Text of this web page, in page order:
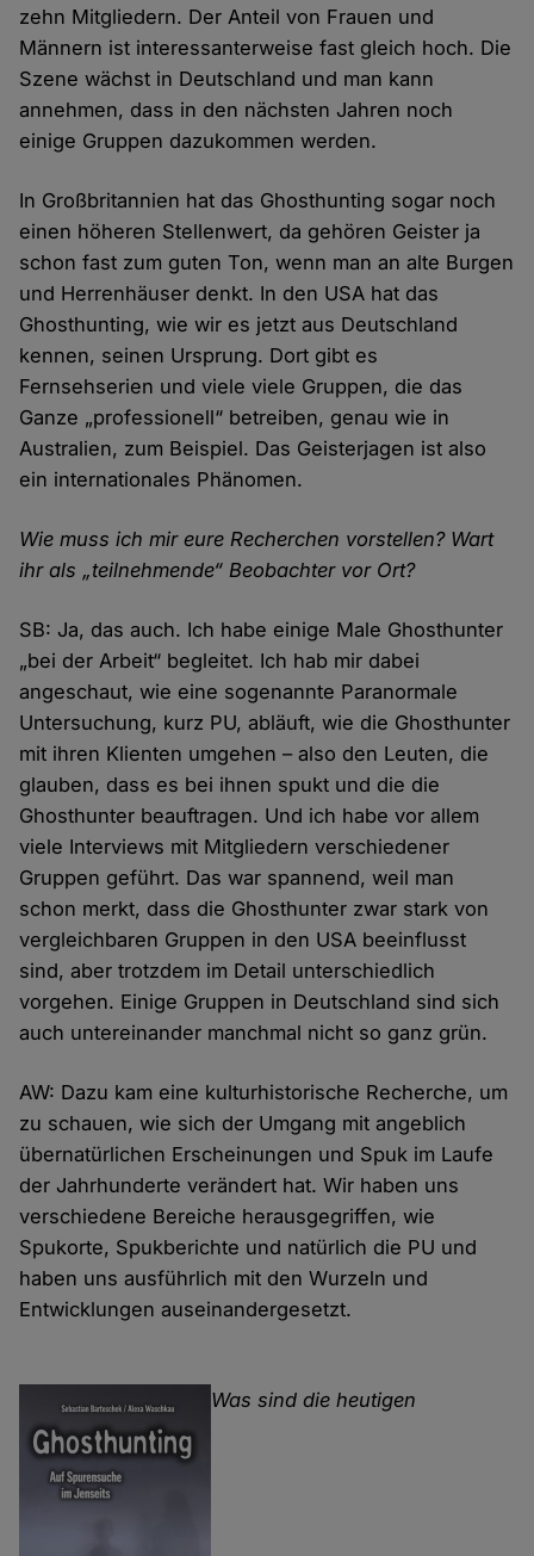
zehn Mitgliedern. Der Anteil von Frauen und
Männern ist interessanterweise fast gleich hoch. Die
Szene wächst in Deutschland und man kann
annehmen, dass in den nächsten Jahren noch
einige Gruppen dazukommen werden.
In Großbritannien hat das Ghosthunting sogar noch
einen höheren Stellenwert, da gehören Geister ja
schon fast zum guten Ton, wenn man an alte Burgen
und Herrenhäuser denkt. In den USA hat das
Ghosthunting, wie wir es jetzt aus Deutschland
kennen, seinen Ursprung. Dort gibt es
Fernsehserien und viele viele Gruppen, die das
Ganze „professionell“ betreiben, genau wie in
Australien, zum Beispiel. Das Geisterjagen ist also
ein internationales Phänomen.
Wie muss ich mir eure Recherchen vorstellen? Wart
ihr als „teilnehmende“ Beobachter vor Ort?
SB: Ja, das auch. Ich habe einige Male Ghosthunter
„bei der Arbeit“ begleitet. Ich hab mir dabei
angeschaut, wie eine sogenannte Paranormale
Untersuchung, kurz PU, abläuft, wie die Ghosthunter
mit ihren Klienten umgehen – also den Leuten, die
glauben, dass es bei ihnen spukt und die die
Ghosthunter beauftragen. Und ich habe vor allem
viele Interviews mit Mitgliedern verschiedener
Gruppen geführt. Das war spannend, weil man
schon merkt, dass die Ghosthunter zwar stark von
vergleichbaren Gruppen in den USA beeinflusst
sind, aber trotzdem im Detail unterschiedlich
vorgehen. Einige Gruppen in Deutschland sind sich
auch untereinander manchmal nicht so ganz grün.
AW: Dazu kam eine kulturhistorische Recherche, um
zu schauen, wie sich der Umgang mit angeblich
übernatürlichen Erscheinungen und Spuk im Laufe
der Jahrhunderte verändert hat. Wir haben uns
verschiedene Bereiche herausgegriffen, wie
Spukorte, Spukberichte und natürlich die PU und
haben uns ausführlich mit den Wurzeln und
Entwicklungen auseinandergesetzt.
Was sind die heutigen